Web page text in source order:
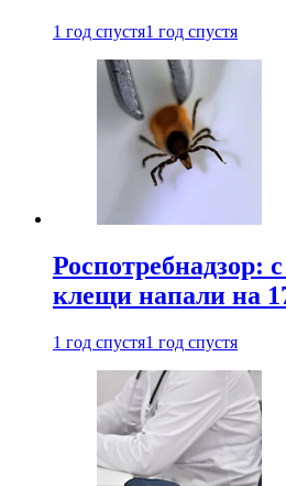
1 год спустя1 год спустя
Роспотребнадзор:
клещи напали на
1 год спустя1 год спустя